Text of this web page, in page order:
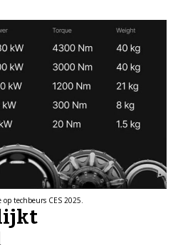
op techbeurs CES 2025.